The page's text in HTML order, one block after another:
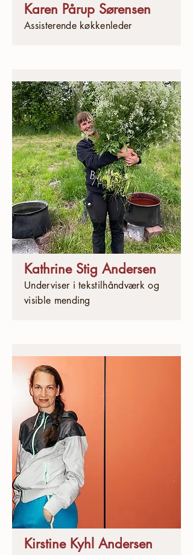
Karen Pårup Sørensen
Assisterende køkkenleder
Kathrine Stig Andersen
Underviser i tekstilhåndværk og
visible mending
Kirstine Kyhl Andersen